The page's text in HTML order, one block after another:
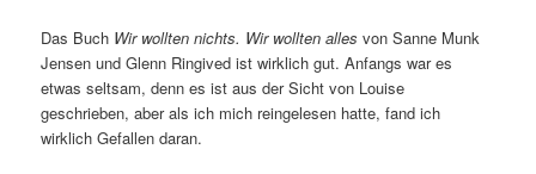
Das Buch Wir wollten nichts. Wir wollten alles von Sanne Munk
Jensen und Glenn Ringived ist wirklich gut. Anfangs war es
etwas seltsam, denn es ist aus der Sicht von Louise
geschrieben, aber als ich mich reingelesen hatte, fand ich
wirklich Gefallen daran.